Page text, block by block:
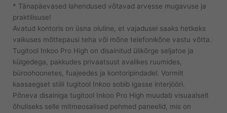
* Tänapäevased lahendused võtavad arvesse mugavuse ja
praktilisuse!
Avatud kontoris on üsna oluline, et vajadusel saaks hetkeks
vaikuses mõttepausi teha või mõne telefonikõne vastu võtta.
Tugitool Inkoo Pro High on disainitud ülikõrge seljatoe ja
külgedega, pakkudes privaatsust avalikes ruumides,
büroohoonetes, fuajeedes ja kontoripindadel. Vormilt
kaasaegset stiili tugitool Inkoo sobib igasse interjööri.
Põneva disainiga tugitool Inkoo Pro High muudab visuaalselt
õhuliseks selle mitmeosalised pehmed paneelid, mis on